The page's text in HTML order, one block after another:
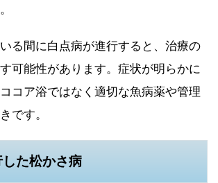
る間に白点病が進行すると、治療の
可能性があります。症状が明らかに
コア浴ではなく適切な魚病薬や管理
です。
た松かさ病